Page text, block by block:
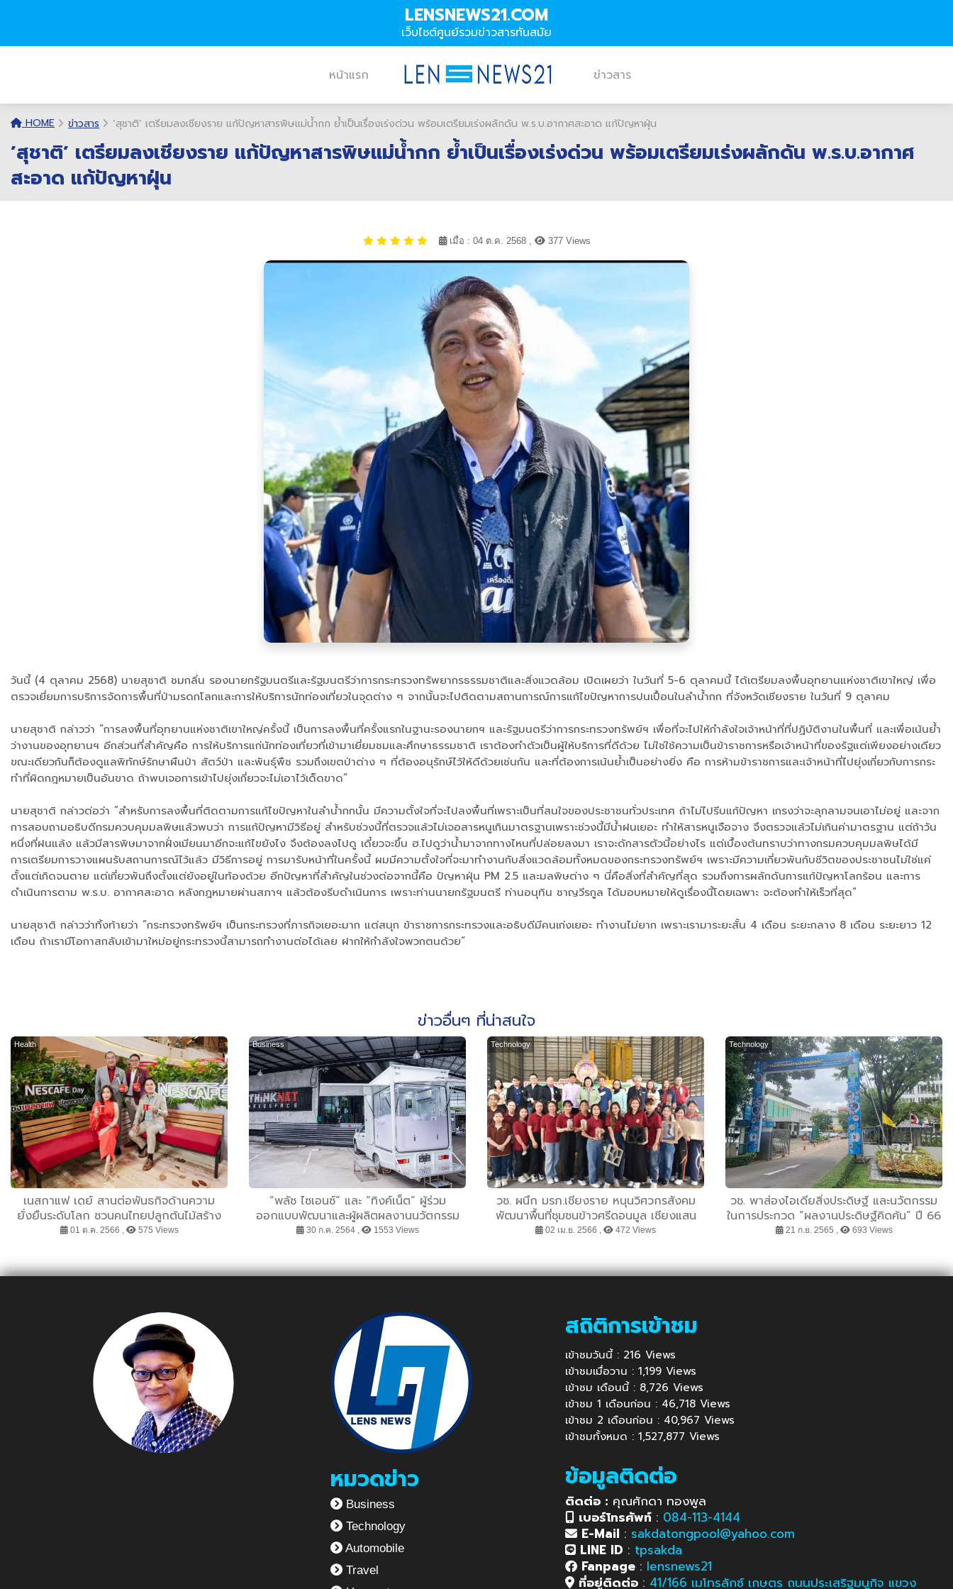
LENSNEWS21.COM
เว็บไซต์ศูนย์รวมข่าวสารทันสมัย
หน้าแรก ข่าวสาร
HOME ข่าวสาร ’สุชาติ’ เตรียมลงเชียงราย แก้ปัญหาสารพิษแม่น้ำกก ย้ำเป็นเรื่องเร่งด่วน พร้อมเตรียมเร่งผลักดัน พ.ร.บ.อากาศสะอาด แก้ปัญหาฝุ่น
’สุชาติ’ เตรียมลงเชียงราย แก้ปัญหาสารพิษแม่น้ำกก ย้ำเป็นเรื่องเร่งด่วน พร้อมเตรียมเร่งผลักดัน พ.ร.บ.อากาศ
สะอาด แก้ปัญหาฝุ่น
เมื่อ : 04 ต.ค. 2568 , 377 Views
วันนี้ (4 ตุลาคม 2568) นายสุชาติ ชมกลิ่น รองนายกรัฐมนตรีและรัฐมนตรีว่าการกระทรวงทรัพยากรธรรมชาติและสิ่งแวดล้อม เปิดเผยว่า ในวันที่ 5-6 ตุลาคมนี้ ได้เตรียมลงพื้นอุทยานแห่งชาติเขาใหญ่ เพื่อ
ตรวจเยี่ยมการบริการจัดการพื้นที่ป่ามรดกโลกและการให้บริการนักท่องเที่ยวในจุดต่าง ๆ จากนั้นจะไปติดตามสถานการณ์การแก้ไขปัญหาการปนเปื้อนในลำน้ำกก ที่จังหวัดเชียงราย ในวันที่ 9 ตุลาคม
นายสุชาติ กล่าวว่า “การลงพื้นที่อุทยานแห่งชาติเขาใหญ่ครั้งนี้ เป็นการลงพื้นที่ครั้งแรกในฐานะรองนายกฯ และรัฐมนตรีว่าการกระทรวงทรัพย์ฯ เพื่อที่จะไปให้กำลังใจเจ้าหน้าที่ที่ปฏิบัติงานในพื้นที่ และเพื่อเน้นย้ำ
ว่างานของอุทยานฯ อีกส่วนที่สำคัญคือ การให้บริการแก่นักท่องเที่ยวที่เข้ามาเยี่ยมชมและศึกษาธรรมชาติ เราต้องทำตัวเป็นผู้ให้บริการที่ดีด้วย ไม่ใช่ใช้ความเป็นข้าราชการหรือเจ้าหน้าที่ของรัฐแต่เพียงอย่างเดียว
ขณะเดียวกันก็ต้องดูแลพิทักษ์รักษาผืนป่า สัตว์ป่า และพันธุ์พืช รวมถึงเขตป่าต่าง ๆ ที่ต้องอนุรักษ์ไว้ให้ดีด้วยเช่นกัน และที่ต้องการเน้นย้ำเป็นอย่างยิ่ง คือ การห้ามข้าราชการและเจ้าหน้าที่ไปยุ่งเกี่ยวกับการกระ
ทำที่ผิดกฎหมายเป็นอันขาด ถ้าพบเจอการเข้าไปยุ่งเกี่ยวจะไม่เอาไว้เด็ดขาด“
นายสุชาติ กล่าวต่อว่า ”สำหรับการลงพื้นที่ติดตามการแก้ไขปัญหาในลำน้ำกกนั้น มีความตั้งใจที่จะไปลงพื้นที่เพราะเป็นที่สนใจของประชาชนทั่วประเทศ ถ้าไม่ไปรีบแก้ปัญหา เกรงว่าจะลุกลามจนเอาไม่อยู่ และจาก
การสอบถามอธิบดีกรมควบคุมมลพิษแล้วพบว่า การแก้ปัญหามีวิธีอยู่ สำหรับช่วงนี้ที่ตรวจแล้วไม่เจอสารหนูเกินมาตรฐานเพราะช่วงนี้มีน้ำฝนเยอะ ทำให้สารหนูเจือจาง จึงตรวจแล้วไม่เกินค่ามาตรฐาน แต่ถ้าวัน
หนึ่งที่ฝนแล้ง แล้วมีสารพิษมาจากฝั่งเมียนมาอีกจะแก้ไขยังไง จึงต้องลงไปดู เดี๋ยวจะขึ้น ฮ.ไปดูว่าน้ำมาจากทางไหนที่ปล่อยลงมา เราจะดักสารตัวนี้อย่างไร แต่เบื้องต้นทราบว่าทางกรมควบคุมมลพิษได้มี
การเตรียมการวางแผนรับสถานการณ์ไว้แล้ว มีวิธีการอยู่ การมารับหน้าที่ในครั้งนี้ ผมมีความตั้งใจที่จะมาทำงานกับสิ่งแวดล้อมทั้งหมดของกระทรวงทรัพย์ฯ เพราะมีความเกี่ยวพันกับชีวิตของประชาชนไม่ใช่แค่
ตั้งแต่เกิดจนตาย แต่เกี่ยวพันถึงตั้งแต่ยังอยู่ในท้องด้วย อีกปัญหาที่สำคัญในช่วงต่อจากนี้คือ ปัญหาฝุ่น PM 2.5 และมลพิษต่าง ๆ นี่คือสิ่งที่สำคัญที่สุด รวมถึงการผลักดันการแก้ปัญหาโลกร้อน และการ
ดำเนินการตาม พ.ร.บ. อากาศสะอาด หลังกฎหมายผ่านสภาฯ แล้วต้องรีบดำเนินการ เพราะท่านนายกรัฐมนตรี ท่านอนุทิน ชาญวีรกูล ได้มอบหมายให้ดูเรื่องนี้โดยเฉพาะ จะต้องทำให้เร็วที่สุด“
นายสุชาติ กล่าวว่าทิ้งท้ายว่า ”กระทรวงทรัพย์ฯ เป็นกระทรวงที่ภารกิจเยอะมาก แต่สนุก ข้าราชการกระทรวงและอธิบดีมีคนเก่งเยอะ ทำงานไม่ยาก เพราะเรามาระยะสั้น 4 เดือน ระยะกลาง 8 เดือน ระยะยาว 12
เดือน ถ้าเรามีโอกาสกลับเข้ามาใหม่อยู่กระทรวงนี้สามารถทำงานต่อได้เลย ฝากให้กำลังใจพวกตนด้วย“
ข่าวอื่นๆ ที่น่าสนใจ
Health
เนสกาแฟ เดย์ สานต่อพันธกิจด้านความ
ยั่งยืนระดับโลก ชวนคนไทยปลูกต้นไม้สร้าง
ความยั่งยืน และเป็นส่วนหนึ่งที่ขับเคลื่อน
01 ต.ค. 2566 , 575 Views
Business
“พลัซ ไซเอนซ์” และ “ทิงค์เน็ต” ผู้ร่วม
ออกแบบพัฒนาและผู้ผลิตผลงานนวัตกรรม
“รถเก็บตัวอย่างชีวนิรภัย” และ “รถปฏิบัติ
30 ก.ค. 2564 , 1553 Views
Technology
วช. ผนึก มรภ.เชียงราย หนุนวิศวกรสังคม
พัฒนาพื้นที่ชุมชนข้าวศรีดอนมูล เชียงแสน
ยกระดับเศรษฐกิจชุมชนฐานรากให้มีรายได้
02 เม.ย. 2566 , 472 Views
Technology
วช. พาส่องไอเดียสิ่งประดิษฐ์ และนวัตกรรม
ในการประกวด “ผลงานประดิษฐ์คิดค้น” ปี 66
21 ก.ย. 2565 , 693 Views
หมวดข่าว
Business
Technology
Automobile
Travel
สถิติการเข้าชม
เข้าชมวันนี้ : 216 Views
เข้าชมเมื่อวาน : 1,199 Views
เข้าชม เดือนนี้ : 8,726 Views
เข้าชม 1 เดือนก่อน : 46,718 Views
เข้าชม 2 เดือนก่อน : 40,967 Views
เข้าชมทั้งหมด : 1,527,877 Views
ข้อมูลติดต่อ
ติดต่อ : คุณศักดา ทองพูล
เบอร์โทรศัพท์ : 084-113-4144
E-Mail : sakdatongpool@yahoo.com
LINE ID : tpsakda
Fanpage : lensnews21
ที่อยู่ติดต่อ : 41/166 เมโทรลักซ์ เกษตร ถนนประเสริฐมนูกิจ แขวง